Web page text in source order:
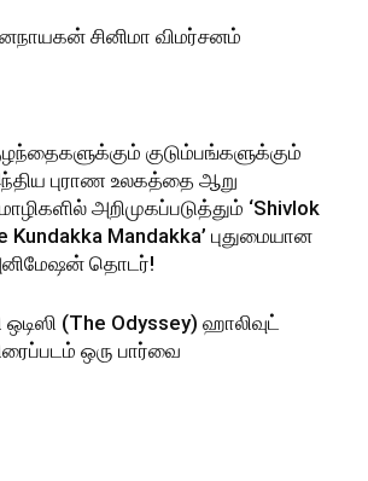
சினிமா விமர்சனம்
குடும்பங்களுக்கும்
புராண உலகத்தை ஆறு
அறிமுகப்படுத்தும் ‘Shivlok
Kundakka Mandakka’ புதுமையான
தொடர்!
ஒடிஸி (The Odyssey) ஹாலிவுட்
ஒரு பார்வை